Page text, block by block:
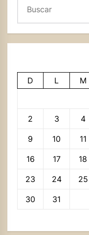
D L M
2 3 4
9 10 11
16 17 18
23 24 25
30
31